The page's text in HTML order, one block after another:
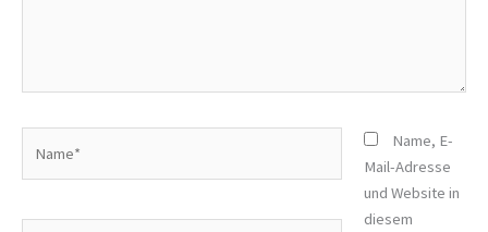
Name, E-
Mail-Adresse
und Website in
diesem